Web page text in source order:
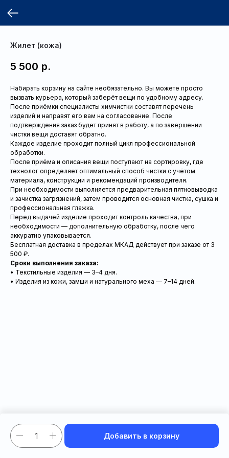
Жилет (кожа)
5 500 р.
Добавить в корзину
Набирать корзину на сайте необязательно. Вы можете просто
вызвать курьера, который заберёт вещи по удобному адресу.
После приёмки специалисты химчистки составят перечень
изделий и направят его вам на согласование. После
подтверждения заказ будет принят в работу, а по завершении
чистки вещи доставят обратно.
Каждое изделие проходит полный цикл профессиональной
обработки.
После приёма и описания вещи поступают на сортировку, где
технолог определяет оптимальный способ чистки с учётом
материала, конструкции и рекомендаций производителя.
При необходимости выполняется предварительная пятновыводка
и зачистка загрязнений, затем проводится основная чистка, сушка и
профессиональная глажка.
Перед выдачей изделие проходит контроль качества, при
необходимости — дополнительную обработку, после чего
аккуратно упаковывается.
Бесплатная доставка в пределах МКАД действует при заказе от 3
500 ₽.
Сроки выполнения заказа:
• Текстильные изделия — 3–4 дня.
• Изделия из кожи, замши и натурального меха — 7–14 дней.